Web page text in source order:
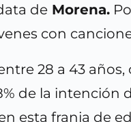
de Morena.
con
28 a 43
de la
esta franja de